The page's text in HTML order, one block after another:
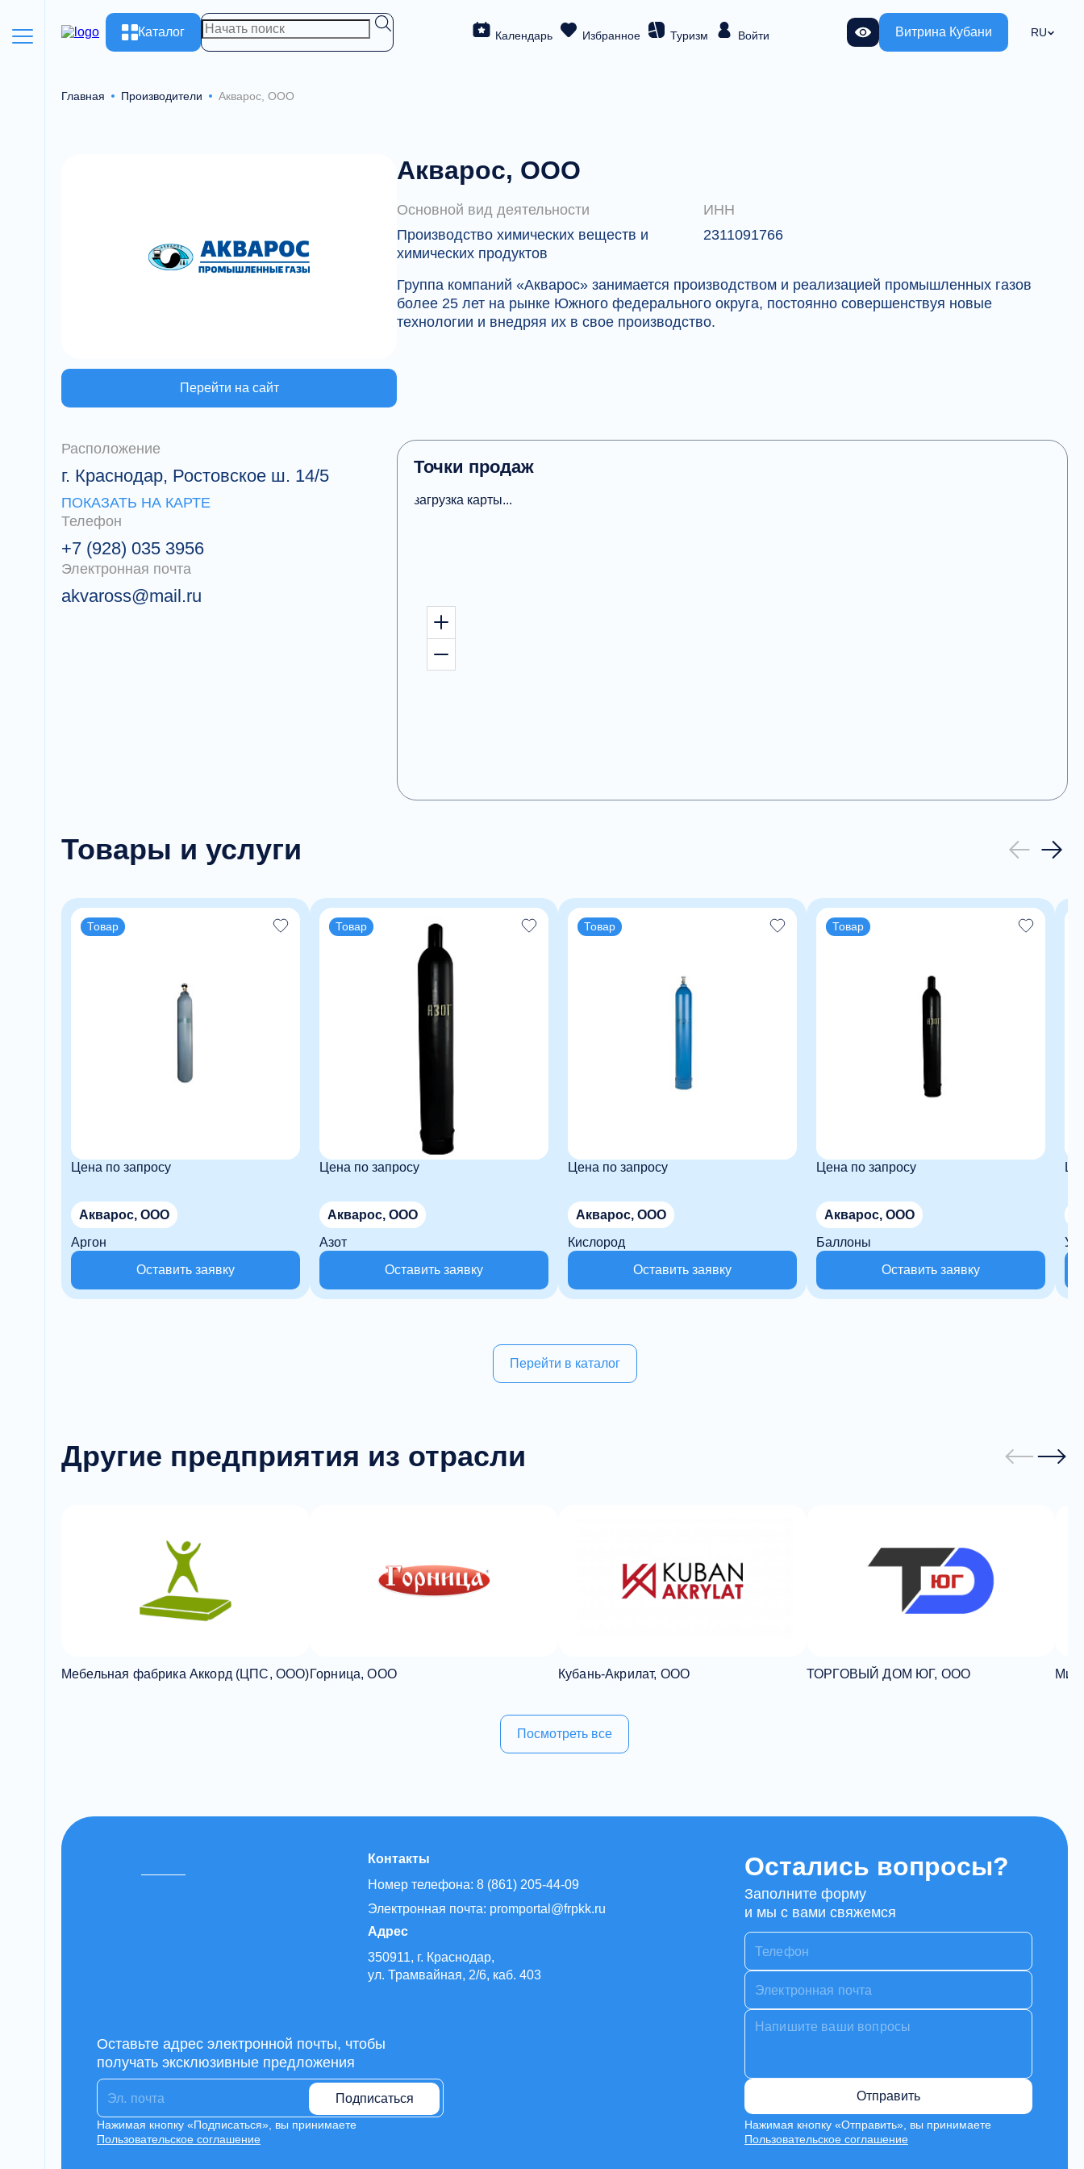
Каталог Календарь Избранное Туризм Войти Витрина Кубани RU
Главная Производители Акварос, ООО
Перейти на сайт
Расположение
г. Краснодар, Ростовское ш. 14/5
ПОКАЗАТЬ НА КАРТЕ
Телефон
+7 (928) 035 3956
Электронная почта
akvaross@mail.ru
Акварос, ООО
Основной вид деятельности
Производство химических веществ и
химических продуктов
ИНН
2311091766
Группа компаний «Акварос» занимается производством и реализацией промышленных газов
более 25 лет на рынке Южного федерального округа, постоянно совершенствуя новые
технологии и внедряя их в свое производство.
Точки продаж
загрузка карты...
Товары и услуги
Товар
Цена по запросу
Акварос, ООО
Аргон
Оставить заявку
Товар
Цена по запросу
Акварос, ООО
Азот
Оставить заявку
Товар
Цена по запросу
Акварос, ООО
Кислород
Оставить заявку
Товар
Цена по запросу
Акварос, ООО
Баллоны
Оставить заявку
Перейти в каталог
Другие предприятия из отрасли
Мебельная фабрика Аккорд (ЦПС, ООО)Горница, ООО Кубань-Акрилат, ООО ТОРГОВЫЙ ДОМ ЮГ, ООО
Посмотреть все
Контакты
Номер телефона: 8 (861) 205-44-09
Электронная почта: promportal@frpkk.ru
Адрес
350911, г. Краснодар,
ул. Трамвайная, 2/6, каб. 403
Остались вопросы?
Заполните форму
и мы с вами свяжемся
Отправить
Нажимая кнопку «Отправить», вы принимаете
Пользовательское соглашение
Оставьте адрес электронной почты, чтобы
получать эксклюзивные предложения
Подписаться
Нажимая кнопку «Подписаться», вы принимаете
Пользовательское соглашение